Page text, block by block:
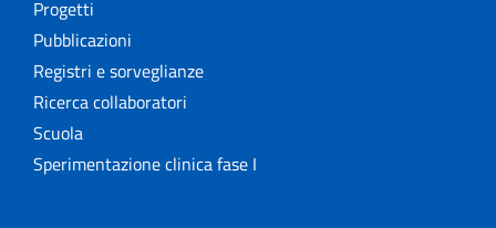
Progetti
Pubblicazioni
Registri e sorveglianze
Ricerca collaboratori
Scuola
Sperimentazione clinica fase I